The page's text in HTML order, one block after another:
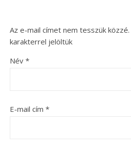
Az e-mail címet nem tesszük közzé.
karakterrel jelöltük
Név *
E-mail cím *